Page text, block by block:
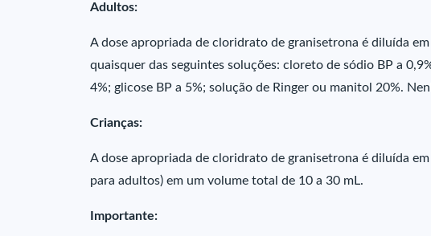
Adultos:
A dose apropriada de cloridrato de granisetrona é diluída
quaisquer das seguintes soluções: cloreto de sódio BP a
4%; glicose BP a 5%; solução de Ringer ou manitol 20%.
Crianças:
A dose apropriada de cloridrato de granisetrona é diluída
para adultos) em um volume total de 10 a 30 mL.
Importante: